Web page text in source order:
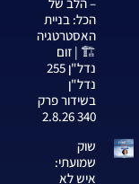
– הלב של
הכל: בניית
האסטרטגיה
🏗️ | זום
נדל"ן 255
נדל"ן
בשידור פרק
340 2.8.26
שוק
שמועתי:
איש לא